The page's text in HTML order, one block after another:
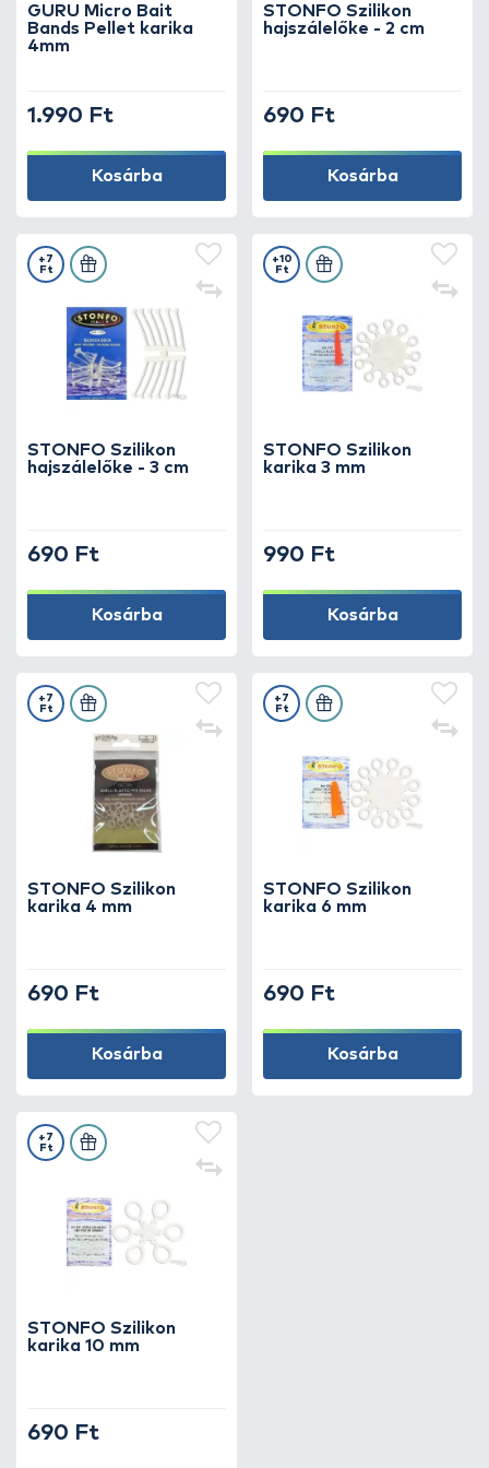
részletekben rejlik!
GURU Micro Bait
Bands Pellet karika
4mm
1.990 Ft
Kosárba
STONFO Szilikon
hajszálelőke - 2 cm
690 Ft
Kosárba
STONFO Szilikon
hajszálelőke - 3 cm
+7
Ft
690 Ft
Kosárba
STONFO Szilikon
karika 3 mm
+10
Ft
990 Ft
Kosárba
STONFO Szilikon
karika 4 mm
+7
Ft
690 Ft
Kosárba
STONFO Szilikon
karika 6 mm
+7
Ft
690 Ft
Kosárba
STONFO Szilikon
karika 10 mm
+7
Ft
690 Ft